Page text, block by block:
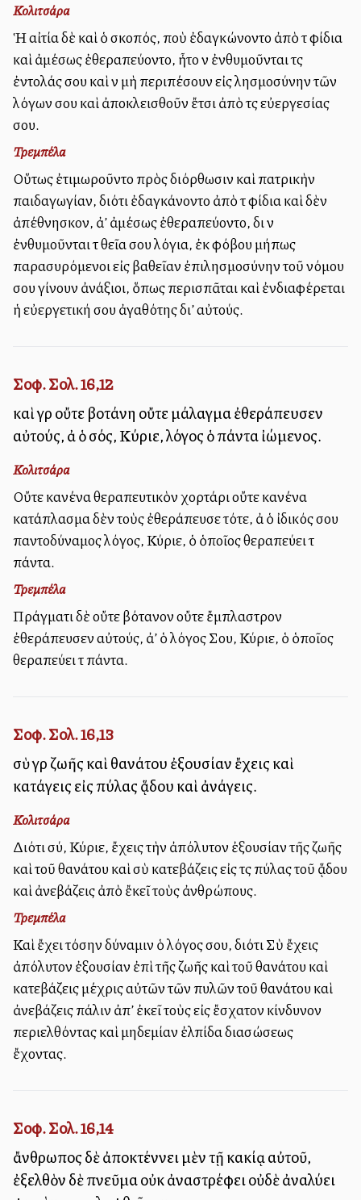
Κολιτσάρα
Ἡ αἰτία δὲ καὶ ὁ σκοπός, ποὺ ἐδαγκώνοντο ἀπὸ τὰ φίδια
καὶ ἀμέσως ἐθεραπεύοντο, ἦτο νὰ ἐνθυμοῦνται τὰς
ἐντολάς σου καὶ νὰ μὴ περιπέσουν εἰς λησμοσύνην τῶν
λόγων σου καὶ ἀποκλεισθοῦν ἔτσι ἀπὸ τὰς εὐεργεσίας
σου.
Τρεμπέλα
Οὕτως ἐτιμωροῦντο πρὸς διόρθωσιν καὶ πατρικὴν
παιδαγωγίαν, διότι ἐδαγκάνοντο ἀπὸ τὰ φίδια καὶ δὲν
ἀπέθνησκον, ἀλλ’ ἀμέσως ἐθεραπεύοντο, διὰ νὰ
ἐνθυμοῦνται τὰ θεῖα σου λόγια, ἐκ φόβου μήπως
παρασυρόμενοι εἰς βαθεῖαν ἐπιλησμοσύνην τοῦ νόμου
σου γίνουν ἀνάξιοι, ὅπως περισπᾶται καὶ ἐνδιαφέρεται
ἡ εὐεργετική σου ἀγαθότης δι’ αὐτούς.
Σοφ. Σολ. 16,12
καὶ γὰρ οὔτε βοτάνη οὔτε μάλαγμα ἐθεράπευσεν
αὐτούς, ἀλλὰ ὁ σός, Κύριε, λόγος ὁ πάντα ἰώμενος.
Κολιτσάρα
Οὔτε κανένα θεραπευτικὸν χορτάρι οὔτε κανένα
κατάπλασμα δὲν τοὺς ἐθεράπευσε τότε, ἀλλὰ ὁ ἰδικός σου
παντοδύναμος λόγος, Κύριε, ὁ ὁποῖος θεραπεύει τὰ
πάντα.
Τρεμπέλα
Πράγματι δὲ οὔτε βότανον οὔτε ἔμπλαστρον
ἐθεράπευσεν αὐτούς, ἀλλ’ ὁ λόγος Σου, Κύριε, ὁ ὁποῖος
θεραπεύει τὰ πάντα.
Σοφ. Σολ. 16,13
σὺ γὰρ ζωῆς καὶ θανάτου ἐξουσίαν ἔχεις καὶ
κατάγεις εἰς πύλας ᾅδου καὶ ἀνάγεις.
Κολιτσάρα
Διότι σύ, Κύριε, ἔχεις τὴν ἀπόλυτον ἐξουσίαν τῆς ζωῆς
καὶ τοῦ θανάτου καὶ σὺ κατεβάζεις εἰς τὰς πύλας τοῦ ᾅδου
καὶ ἀνεβάζεις ἀπὸ ἔκεῖ τοὺς ἀνθρώπους.
Τρεμπέλα
Καὶ ἔχει τόσην δύναμιν ὁ λόγος σου, διότι Σὺ ἔχεις
ἀπόλυτον ἐξουσίαν ἐπὶ τῆς ζωῆς καὶ τοῦ θανάτου καὶ
κατεβάζεις μέχρις αὐτῶν τῶν πυλῶν τοῦ θανάτου καὶ
ἀνεβάζεις πάλιν ἀπ’ ἐκεῖ τοὺς εἰς ἔσχατον κίνδυνον
περιελθόντας καὶ μηδεμίαν ἐλπίδα διασώσεως
ἔχοντας.
Σοφ. Σολ. 16,14
ἄνθρωπος δὲ ἀποκτέννει μὲν τῇ κακίᾳ αὐτοῦ,
ἐξελθὸν δὲ πνεῦμα οὐκ ἀναστρέφει οὐδὲ ἀναλύει